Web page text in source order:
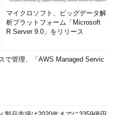
マイクロソフト、ビッグデータ解
析プラットフォーム「Microsoft
R Server 9.0」をリリース
で管理、「AWS Managed Servic